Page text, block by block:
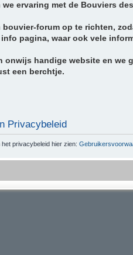
ervaring met de Bouviers
bouvier-forum op te richten,
pagina, waar ook vele
handige website en we
een berchtje.
Privacybeleid
privacybeleid hier zien: